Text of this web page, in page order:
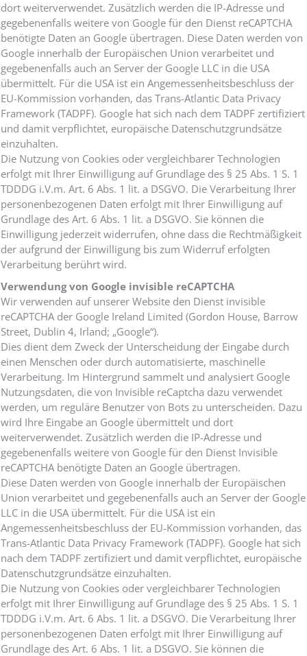
dort weiterverwendet. Zusätzlich werden die IP-Adresse und
gegebenenfalls weitere von Google für den Dienst reCAPTCHA
benötigte Daten an Google übertragen. Diese Daten werden von
Google innerhalb der Europäischen Union verarbeitet und
gegebenenfalls auch an Server der Google LLC in die USA
übermittelt. Für die USA ist ein Angemessenheitsbeschluss der
EU-Kommission vorhanden, das Trans-Atlantic Data Privacy
Framework (TADPF). Google hat sich nach dem TADPF zertifiziert
und damit verpflichtet, europäische Datenschutzgrundsätze
einzuhalten.
Die Nutzung von Cookies oder vergleichbarer Technologien
erfolgt mit Ihrer Einwilligung auf Grundlage des § 25 Abs. 1 S. 1
TDDDG i.V.m. Art. 6 Abs. 1 lit. a DSGVO. Die Verarbeitung Ihrer
personenbezogenen Daten erfolgt mit Ihrer Einwilligung auf
Grundlage des Art. 6 Abs. 1 lit. a DSGVO. Sie können die
Einwilligung jederzeit widerrufen, ohne dass die Rechtmäßigkeit
der aufgrund der Einwilligung bis zum Widerruf erfolgten
Verarbeitung berührt wird.
Verwendung von Google invisible reCAPTCHA
Wir verwenden auf unserer Website den Dienst invisible
reCAPTCHA der Google Ireland Limited (Gordon House, Barrow
Street, Dublin 4, Irland; „Google“).
Dies dient dem Zweck der Unterscheidung der Eingabe durch
einen Menschen oder durch automatisierte, maschinelle
Verarbeitung. Im Hintergrund sammelt und analysiert Google
Nutzungsdaten, die von Invisible reCaptcha dazu verwendet
werden, um reguläre Benutzer von Bots zu unterscheiden. Dazu
wird Ihre Eingabe an Google übermittelt und dort
weiterverwendet. Zusätzlich werden die IP-Adresse und
gegebenenfalls weitere von Google für den Dienst Invisible
reCAPTCHA benötigte Daten an Google übertragen.
Diese Daten werden von Google innerhalb der Europäischen
Union verarbeitet und gegebenenfalls auch an Server der Google
LLC in die USA übermittelt. Für die USA ist ein
Angemessenheitsbeschluss der EU-Kommission vorhanden, das
Trans-Atlantic Data Privacy Framework (TADPF). Google hat sich
nach dem TADPF zertifiziert und damit verpflichtet, europäische
Datenschutzgrundsätze einzuhalten.
Die Nutzung von Cookies oder vergleichbarer Technologien
erfolgt mit Ihrer Einwilligung auf Grundlage des § 25 Abs. 1 S. 1
TDDDG i.V.m. Art. 6 Abs. 1 lit. a DSGVO. Die Verarbeitung Ihrer
personenbezogenen Daten erfolgt mit Ihrer Einwilligung auf
Grundlage des Art. 6 Abs. 1 lit. a DSGVO. Sie können die